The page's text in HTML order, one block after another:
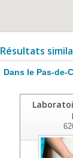
Résultats
Dans le Pas-de-